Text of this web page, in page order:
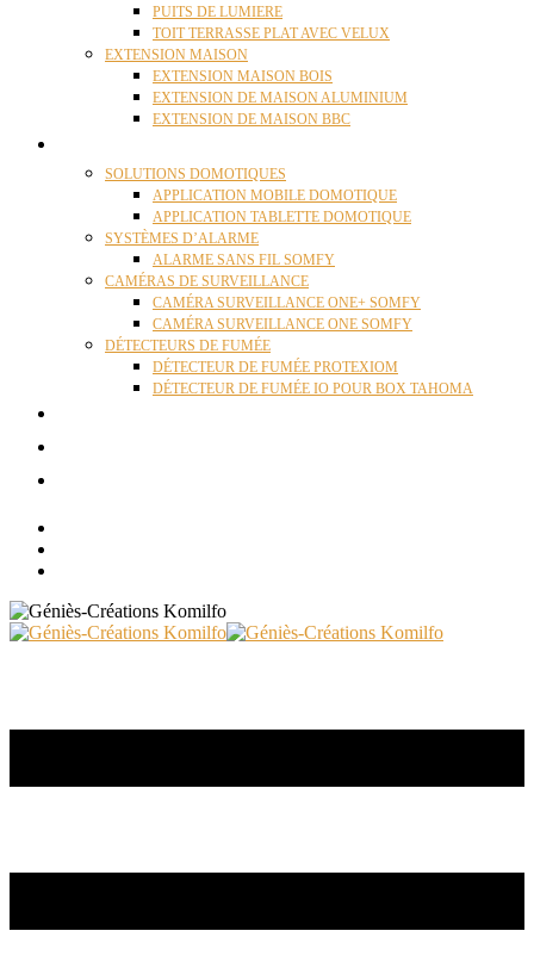
PUITS DE LUMIERE
TOIT TERRASSE PLAT AVEC VELUX
EXTENSION MAISON
EXTENSION MAISON BOIS
EXTENSION DE MAISON ALUMINIUM
EXTENSION DE MAISON BBC
SOLUTIONS DOMOTIQUES
APPLICATION MOBILE DOMOTIQUE
APPLICATION TABLETTE DOMOTIQUE
SYSTÈMES D’ALARME
ALARME SANS FIL SOMFY
CAMÉRAS DE SURVEILLANCE
CAMÉRA SURVEILLANCE ONE+ SOMFY
CAMÉRA SURVEILLANCE ONE SOMFY
DÉTECTEURS DE FUMÉE
DÉTECTEUR DE FUMÉE PROTEXIOM
DÉTECTEUR DE FUMÉE IO POUR BOX TAHOMA